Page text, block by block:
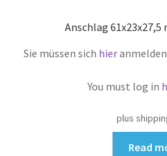
Anschlag
Sie müssen sich hieranmelden
You must log in
plus
Read